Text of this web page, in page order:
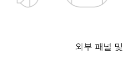
외부 패널